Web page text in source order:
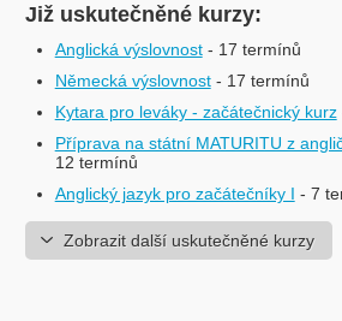
Již uskutečněné kurzy:
Anglická výslovnost - 17 termínů
Německá výslovnost - 17 termínů
Kytara pro leváky - začátečnický kurz
Příprava na státní MATURITU z
12 termínů
Anglický jazyk pro začátečníky I - 7
Zobrazit další uskutečněné kurzy